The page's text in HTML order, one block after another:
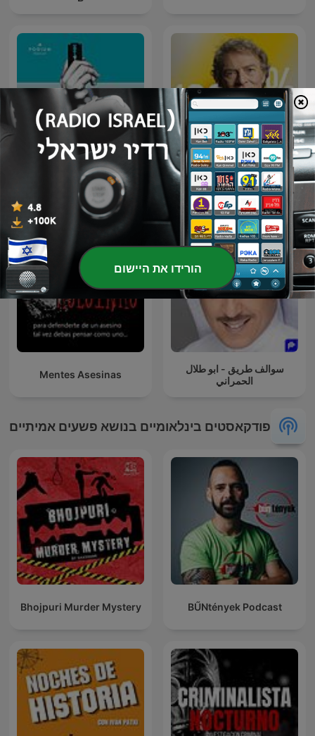
100% HONDELATTE
Negra y criminal
سوالف طريق - ابو طلال
الحمراني
Mentes Asesinas
פודקאסטים בינלאומיים בנושא פשעים אמיתיים
BŰNtények Podcast
Bhojpuri Murder Mystery
הורידו את היישום